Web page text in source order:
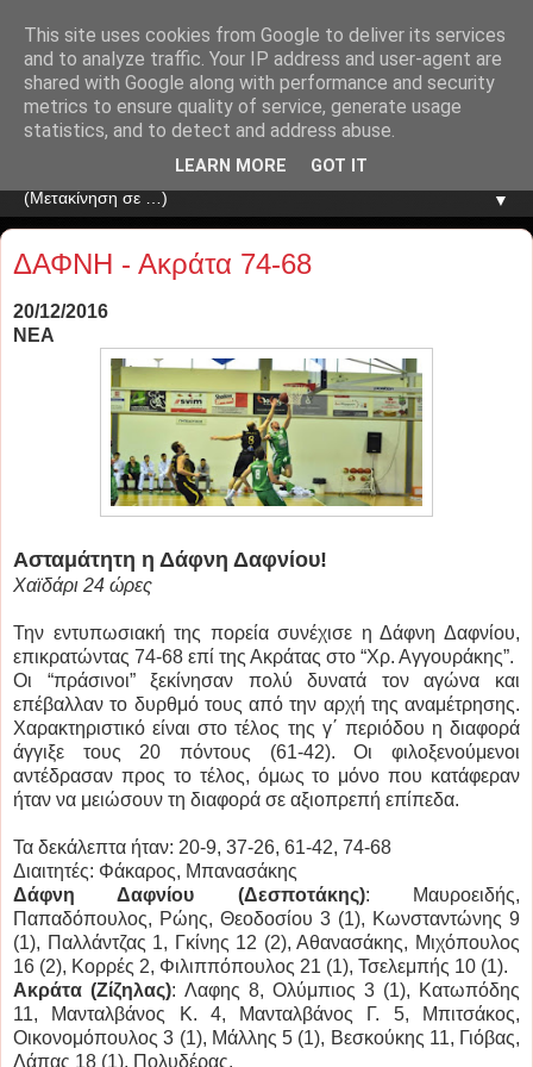
▼
ΔΑΦΝΗ - Ακράτα 74-68
20/12/2016
ΝΕΑ
Ασταμάτητη η Δάφνη Δαφνίου!
Χαϊδάρι 24 ώρες
Την εντυπωσιακή της πορεία συνέχισε η Δάφνη Δαφνίου,
επικρατώντας 74-68 επί της Ακράτας στο “Χρ. Αγγουράκης”.
Οι “πράσινοι” ξεκίνησαν πολύ δυνατά τον αγώνα και
επέβαλλαν το δυρθμό τους από την αρχή της αναμέτρησης.
Χαρακτηριστικό είναι στο τέλος της γ΄ περιόδου η διαφορά
άγγιξε τους 20 πόντους (61-42). Οι φιλοξενούμενοι
αντέδρασαν προς το τέλος, όμως το μόνο που κατάφεραν
ήταν να μειώσουν τη διαφορά σε αξιοπρεπή επίπεδα.
Τα δεκάλεπτα ήταν: 20-9, 37-26, 61-42, 74-68
Διαιτητές: Φάκαρος, Μπανασάκης
Δάφνη Δαφνίου (Δεσποτάκης): Μαυροειδής,
Παπαδόπουλος, Ρώης, Θεοδοσίου 3 (1), Κωνσταντώνης 9
(1), Παλλάντζας 1, Γκίνης 12 (2), Αθανασάκης, Μιχόπουλος
16 (2), Κορρές 2, Φιλιππόπουλος 21 (1), Τσελεμπής 10 (1).
Ακράτα (Ζίζηλας): Λαφης 8, Ολύμπιος 3 (1), Κατωπόδης
11, Μανταλβάνος Κ. 4, Μανταλβάνος Γ. 5, Μπιτσάκος,
Οικονομόπουλος 3 (1), Μάλλης 5 (1), Βεσκούκης 11, Γιόβας,
Λάπας 18 (1), Πολυδέρας.
This site uses cookies from Google to deliver its services
and to analyze traffic. Your IP address and user-agent are
shared with Google along with performance and security
metrics to ensure quality of service, generate usage
statistics, and to detect and address abuse.
LEARN MORE GOT IT